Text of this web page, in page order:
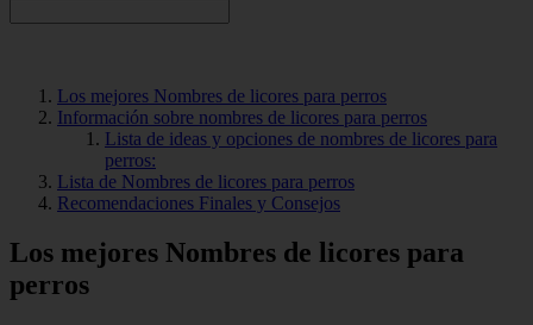
Los mejores Nombres de licores para perros
Información sobre nombres de licores para perros
Lista de ideas y opciones de nombres de licores para
perros:
Lista de Nombres de licores para perros
Recomendaciones Finales y Consejos
Los mejores Nombres de licores para
perros